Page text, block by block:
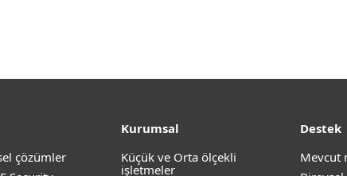
çözümler
Kurumsal
Küçük ve Orta ölçekli
işletmeler
Destek
Mevcut